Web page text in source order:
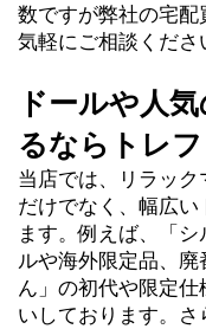
数ですが弊社の宅
気軽にご相談くださ
ドールや人
るならトレ
当店では、リラッ
だけでなく、幅広い
ます。例えば、「
ルや海外限定品、
ん」の初代や限定
いしております。